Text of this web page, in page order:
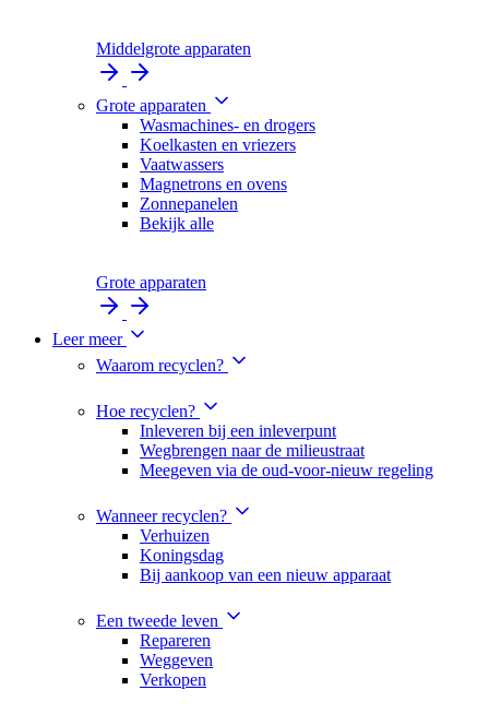
Middelgrote apparaten
Grote apparaten
Wasmachines- en drogers
Koelkasten en vriezers
Vaatwassers
Magnetrons en ovens
Zonnepanelen
Bekijk alle
Grote apparaten
Leer meer
Waarom recyclen?
Hoe recyclen?
Inleveren bij een inleverpunt
Wegbrengen naar de milieustraat
Meegeven via de oud-voor-nieuw regeling
Wanneer recyclen?
Verhuizen
Koningsdag
Bij aankoop van een nieuw apparaat
Een tweede leven
Repareren
Weggeven
Verkopen